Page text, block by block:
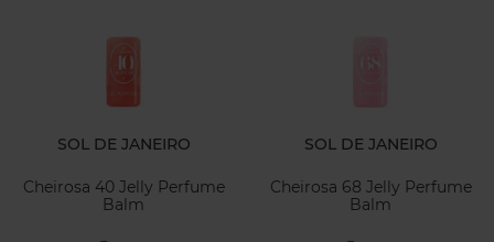
SOL DE JANEIRO
Cheirosa 40 Jelly Perfume
Balm
SOL DE JANEIRO
Cheirosa 68 Jelly Perfume
Balm